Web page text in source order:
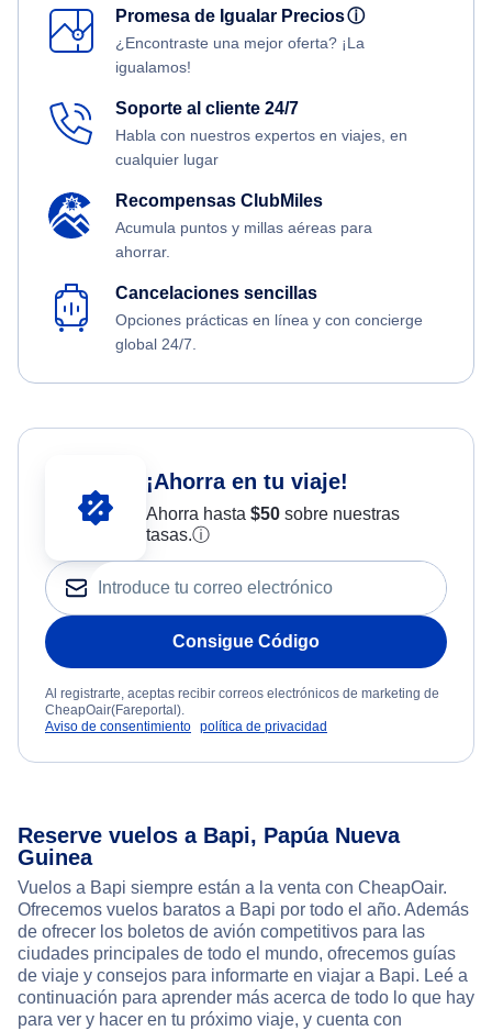
Promesa de Igualar Preciosⓘ
¿Encontraste una mejor oferta? ¡La
igualamos!
Soporte al cliente 24/7
Habla con nuestros expertos en viajes, en
cualquier lugar
Recompensas ClubMiles
Acumula puntos y millas aéreas para
ahorrar.
Cancelaciones sencillas
Opciones prácticas en línea y con concierge
global 24/7.
¡Ahorra en tu viaje!
Ahorra hasta $50sobre nuestras
tasas.ⓘ
Consigue Código
Al registrarte, aceptas recibir correos electrónicos de marketing de
CheapOair(Fareportal).
Aviso de consentimiento política de privacidad
Reserve vuelos a Bapi, Papúa Nueva
Guinea
Vuelos a Bapi siempre están a la venta con CheapOair.
Ofrecemos vuelos baratos a Bapi por todo el año. Además
de ofrecer los boletos de avión competitivos para las
ciudades principales de todo el mundo, ofrecemos guías
de viaje y consejos para informarte en viajar a Bapi. Leé a
continuación para aprender más acerca de todo lo que hay
para ver y hacer en tu próximo viaje, y cuenta con